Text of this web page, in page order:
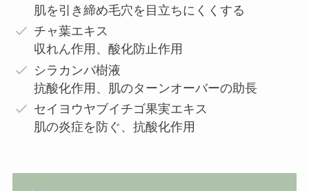
肌を引き締め毛穴を目立ちにくくする
チャ葉エキス
収れん作用、酸化防止作用
シラカンバ樹液
抗酸化作用、肌のターンオーバーの助長
セイヨウヤブイチゴ果実エキス
肌の炎症を防ぐ、抗酸化作用